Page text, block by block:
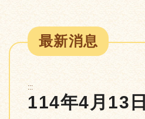
最新消息
:::
114年4月13